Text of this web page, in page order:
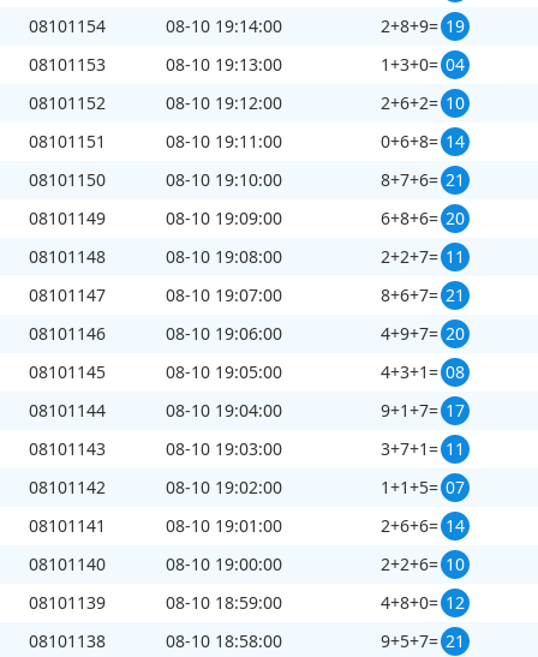
08101154
08-10 19:14:00 2+8+9= 19
08101153
08-10 19:13:00 1+3+0= 04
08101152
08-10 19:12:00 2+6+2= 10
08101151
08-10 19:11:00 0+6+8= 14
08101150
08-10 19:10:00 8+7+6= 21
08101149
08-10 19:09:00 6+8+6= 20
08101148
08-10 19:08:00 2+2+7= 11
08101147
08-10 19:07:00 8+6+7= 21
08101146
08-10 19:06:00 4+9+7= 20
08101145
08-10 19:05:00 4+3+1= 08
08101144
08-10 19:04:00 9+1+7= 17
08101143
08-10 19:03:00 3+7+1= 11
08101142
08-10 19:02:00 1+1+5= 07
08101141
08-10 19:01:00 2+6+6= 14
08101140
08-10 19:00:00 2+2+6= 10
08101139
08-10 18:59:00 4+8+0= 12
08101138
08-10 18:58:00 9+5+7= 21